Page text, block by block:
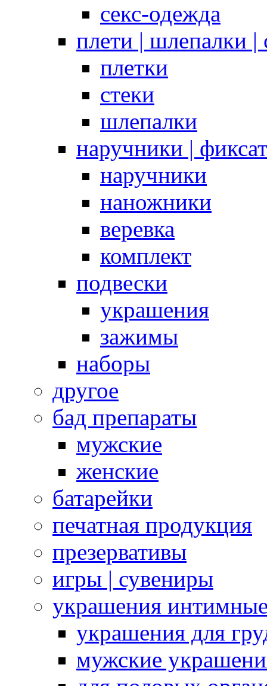
секс-одежда
плети | шлепалки |
плетки
стеки
шлепалки
наручники |
наручники
наножники
веревка
комплект
подвески
украшения
зажимы
наборы
другое
бад препараты
мужские
женские
батарейки
печатная продукция
презервативы
игры | сувениры
украшения
украшения для
мужские